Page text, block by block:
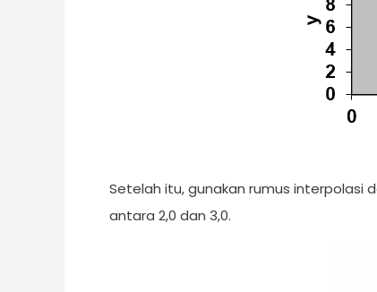
Setelah itu, gunakan rumus interpolasi
antara 2,0 dan 3,0.